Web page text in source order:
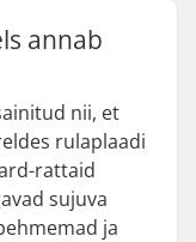
annab
nii, et
rulaplaadi
rattaid
sujuva
ja